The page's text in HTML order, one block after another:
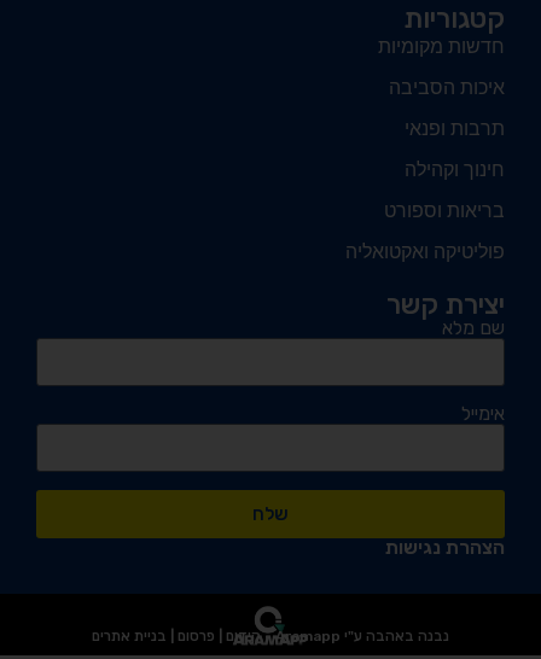
קטגוריות
חדשות מקומיות
איכות הסביבה
תרבות ופנאי
חינוך וקהילה
בריאות וספורט
פוליטיקה ואקטואליה
יצירת קשר
שם מלא
אימייל
שלח
הצהרת נגישות
נבנה באהבה ע"י Aramapp - קידום | פרסום | בניית אתרים